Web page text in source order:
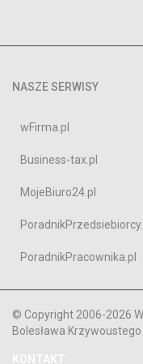
NASZE SERWISY
wFirma.pl
Business-tax.pl
MojeBiuro24.pl
PoradnikPracownika.pl
© Copyright 2006-2026
Bolesława
KONTAKT